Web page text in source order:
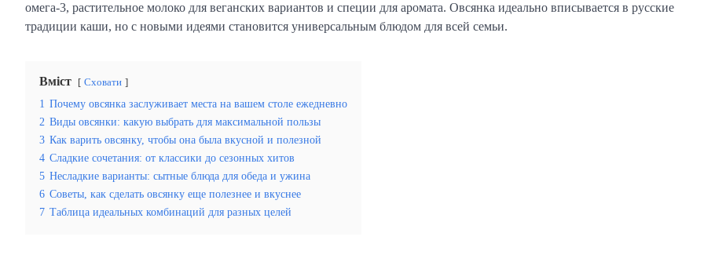
омега-3, растительное молоко для веганских вариантов и специи для аромата. Овсянка идеально вписывается в русские
традиции каши, но с новыми идеями становится универсальным блюдом для всей семьи.
Вміст Сховати
1 Почему овсянка заслуживает места на вашем столе ежедневно
2 Виды овсянки: какую выбрать для максимальной пользы
3 Как варить овсянку, чтобы она была вкусной и полезной
4 Сладкие сочетания: от классики до сезонных хитов
5 Несладкие варианты: сытные блюда для обеда и ужина
6 Советы, как сделать овсянку еще полезнее и вкуснее
7 Таблица идеальных комбинаций для разных целей